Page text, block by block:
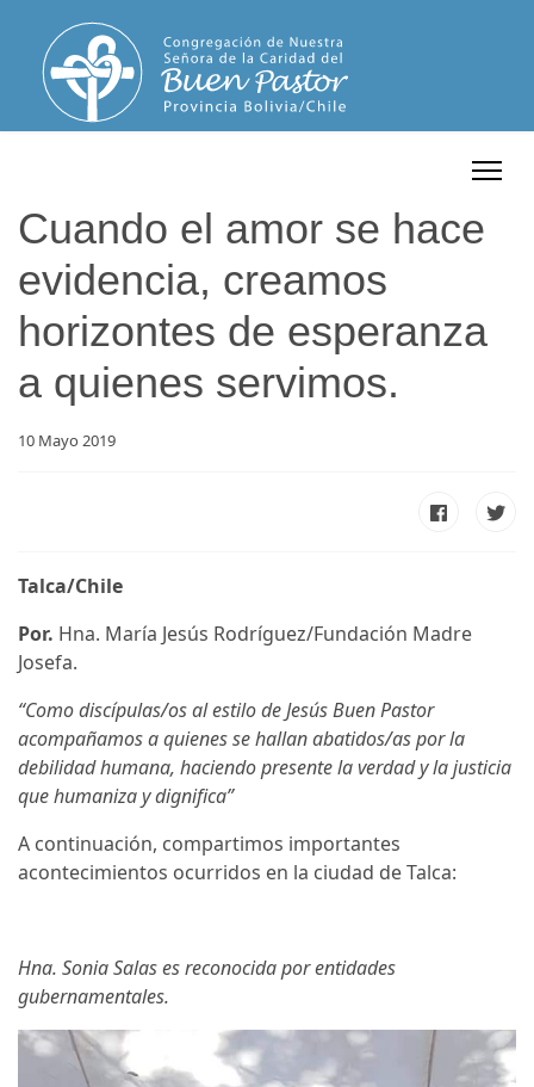
Cuando el amor se hace
evidencia, creamos
horizontes de esperanza
a quienes servimos.
10 Mayo 2019
Talca/Chile
Por. Hna. María Jesús Rodríguez/Fundación Madre
Josefa.
“Como discípulas/os al estilo de Jesús Buen Pastor
acompañamos a quienes se hallan abatidos/as por la
debilidad humana, haciendo presente la verdad y la justicia
que humaniza y dignifica”
A continuación, compartimos importantes
acontecimientos ocurridos en la ciudad de Talca:
Hna. Sonia Salas es reconocida por entidades
gubernamentales.